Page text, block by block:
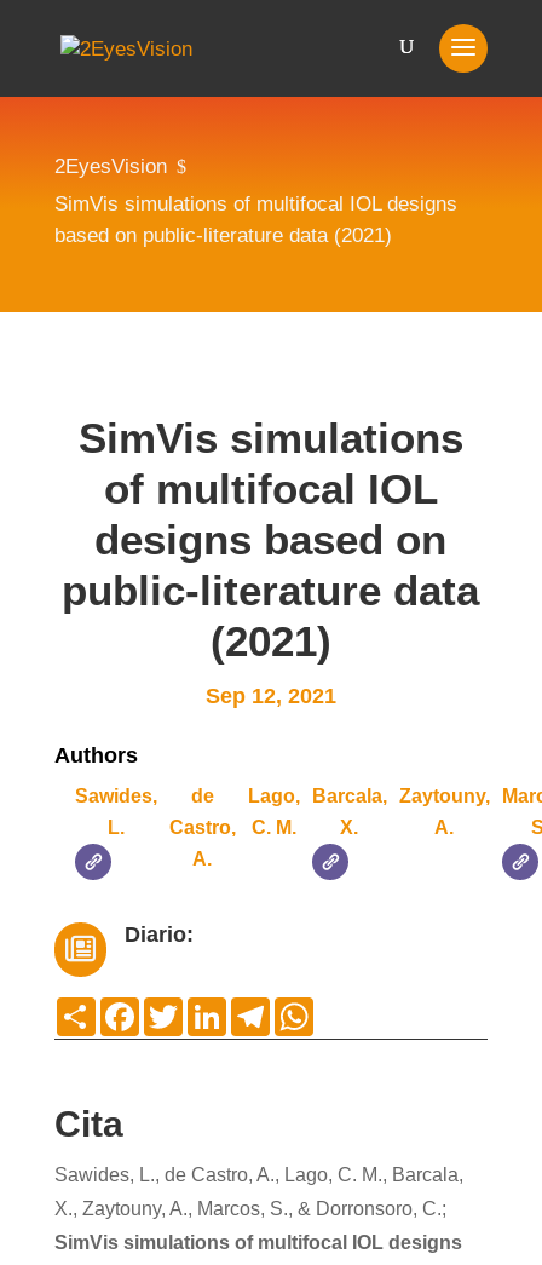
2EyesVision $
SimVis simulations of multifocal IOL designs
based on public-literature data (2021)
SimVis simulations
of multifocal IOL
designs based on
public-literature data
(2021)
Sep 12, 2021
Authors
Sawides,
L.
de
Castro,
A.
Lago,
C. M.
Barcala,
X.
Zaytouny,
A.
 Diario:
CompartirFacebook
TwitterLinkedInTelegramWhatsApp
Cita
Sawides, L., de Castro, A., Lago, C. M., Barcala,
X., Zaytouny, A., Marcos, S., & Dorronsoro, C.;
SimVis simulations of multifocal IOL designs